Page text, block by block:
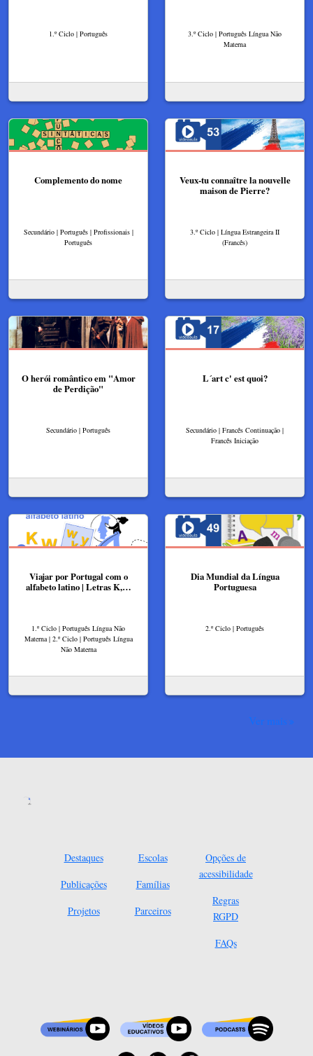
1.º Ciclo | Português
3.º Ciclo | Português Língua Não
Materna
Complemento do nome
Secundário | Português | Profissionais |
Português
Veux-tu connaître la nouvelle
maison de Pierre?
3.º Ciclo | Língua Estrangeira II
(Francês)
O herói romântico em "Amor
de Perdição"
Secundário | Português
L´art c' est quoi?
Secundário | Francês Continuação |
Francês Iniciação
Viajar por Portugal com o
alfabeto latino | Letras K,…
1.º Ciclo | Português Língua Não
Materna | 2.º Ciclo | Português Língua
Não Materna
Dia Mundial da Língua
Portuguesa
2.º Ciclo | Português
Ver mais
Destaques
Publicações
Projetos
Escolas
Famílias
Parceiros
Opções de
acessibilidade
Regras
RGPD
FAQs